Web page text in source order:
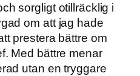
sorgligt otillräcklig i
om att jag hade
prestera bättre om
Med bättre menar
utan en tryggare